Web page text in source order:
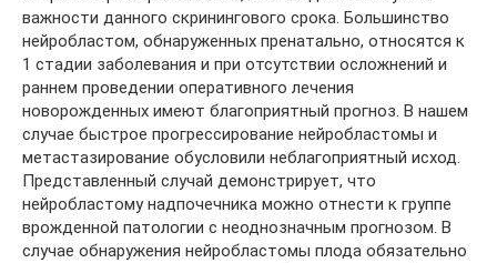
важности данного скринингового срока. Большинство
нейробластом, обнаруженных пренатально, относятся к
1 стадии заболевания и при отсутствии осложнений и
раннем проведении оперативного лечения
новорожденных имеют благоприятный прогноз. В нашем
случае быстрое прогрессирование нейробластомы и
метастазирование обусловили неблагоприятный исход.
Представленный случай демонстрирует, что
нейробластому надпочечника можно отнести к группе
врожденной патологии с неоднозначным прогнозом. В
случае обнаружения нейробластомы плода обязательно